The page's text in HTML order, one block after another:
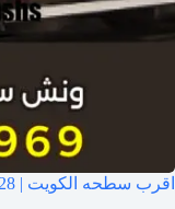
اقرب سطحه الكويت | 97702828